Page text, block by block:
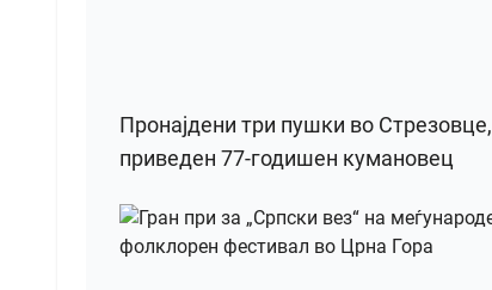
Пронајдени три пушки во Стрезовце,
приведен 77-годишен кумановец